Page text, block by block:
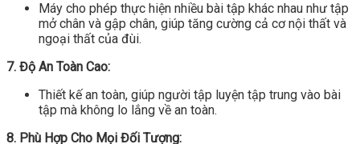
Máy cho phép thực hiện nhiều bài tập khác nhau như tập
mở chân và gập chân, giúp tăng cường cả cơ nội thất và
ngoại thất của đùi.
7. Độ An Toàn Cao:
Thiết kế an toàn, giúp người tập luyện tập trung vào bài
tập mà không lo lắng về an toàn.
8. Phù Hợp Cho Mọi Đối Tượng: